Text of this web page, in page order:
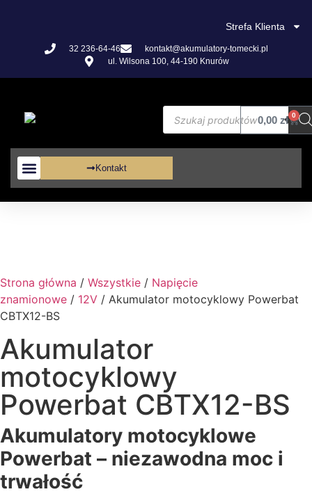
32 236-64-46
kontakt@akumulatory-tomecki.pl
ul. Wilsona 100, 44-190 Knurów
Strefa Klienta
0,00zł 0
Kontakt
Strona główna / Wszystkie / Napięcie
znamionowe / 12V / Akumulator motocyklowy Powerbat
CBTX12-BS
Akumulator
motocyklowy
Powerbat CBTX12-BS
Akumulatory motocyklowe
Powerbat – niezawodna moc i
trwałość